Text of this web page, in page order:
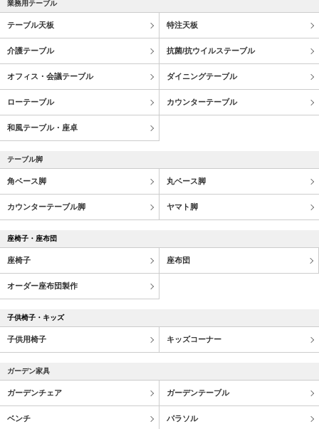
業務用テーブル
テーブル天板 特注天板
介護テーブル 抗菌/抗ウイルステーブル
オフィス・会議テーブル ダイニングテーブル
ローテーブル カウンターテーブル
和風テーブル・座卓
テーブル脚
角ベース脚 丸ベース脚
カウンターテーブル脚 ヤマト脚
座椅子・座布団
座椅子 座布団
オーダー座布団製作
子供椅子・キッズ
子供用椅子 キッズコーナー
ガーデン家具
ガーデンチェア ガーデンテーブル
ベンチ パラソル